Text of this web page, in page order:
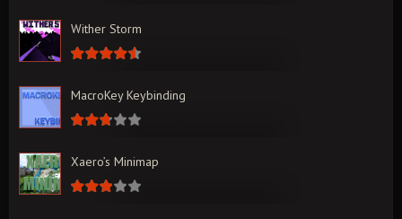
Wither Storm
MacroKey Keybinding
Xaero’s Minimap